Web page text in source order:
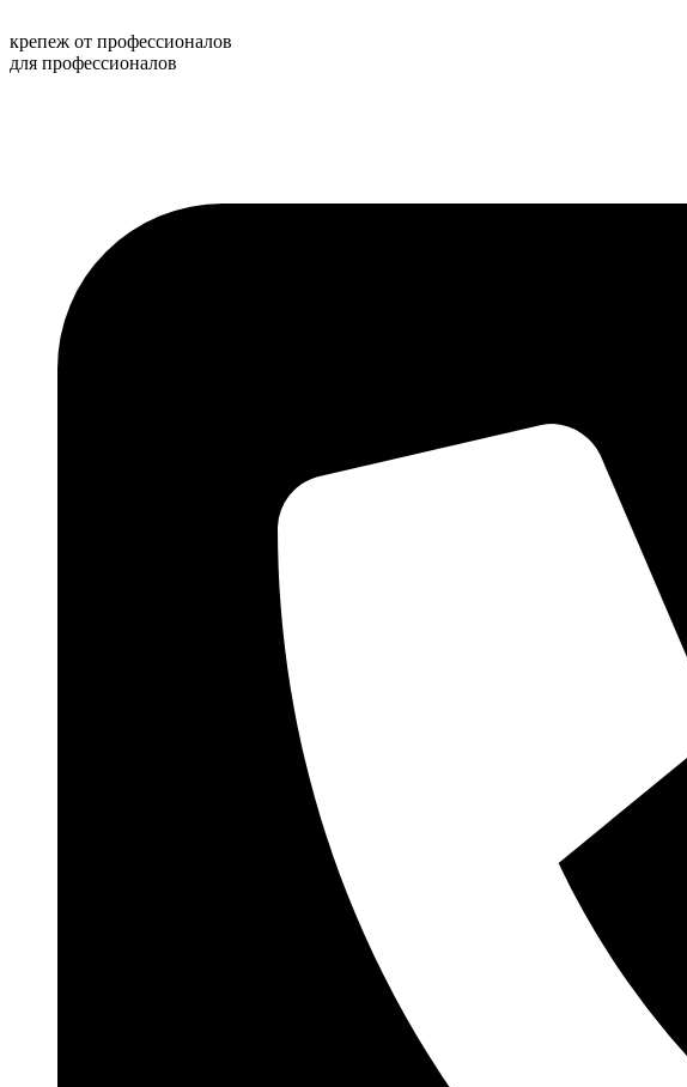
к
содержимому
крепеж от профессионалов
для профессионалов